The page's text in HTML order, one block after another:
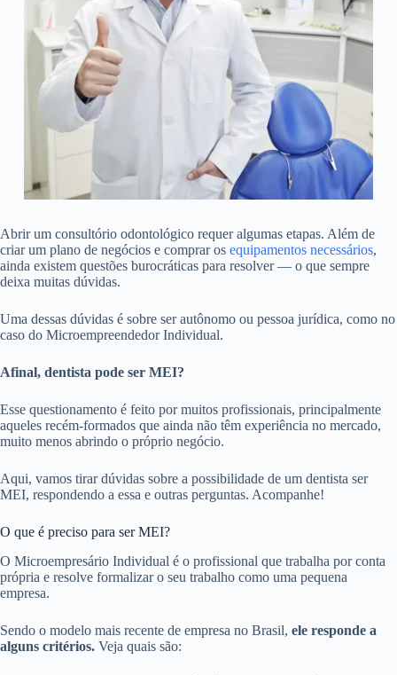
Abrir um consultório odontológico requer algumas etapas. Além de
criar um plano de negócios e comprar os equipamentos necessários,
ainda existem questões burocráticas para resolver— o que sempre
deixa muitas dúvidas.
Uma dessas dúvidas é sobre ser autônomo ou pessoa jurídica, como no
caso do Microempreendedor Individual.
Afinal, dentista pode ser MEI?
Esse questionamento é feito por muitos profissionais, principalmente
aqueles recém-formados que ainda não têm experiência no mercado,
muito menos abrindo o próprio negócio.
Aqui, vamos tirar dúvidas sobre a possibilidade de um dentista ser
MEI, respondendo a essa e outras perguntas. Acompanhe!
O que é preciso para ser MEI?
O Microempresário Individual é o profissional que trabalha por conta
própria e resolve formalizar o seu trabalho como uma pequena
empresa.
Sendo o modelo mais recente de empresa no Brasil, ele responde a
alguns critérios. Veja quais são: